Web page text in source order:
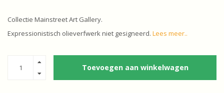
Collectie Mainstreet Art Gallery.
Expressionistisch olieverfwerk niet gesigneerd. Lees meer..
Toevoegen aan winkelwagen